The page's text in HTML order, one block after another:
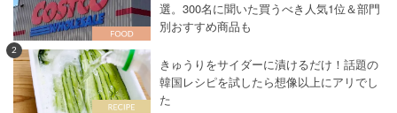
選。300名に聞いた買うべき人気1位＆部門
別おすすめ商品も
2
きゅうりをサイダーに漬けるだけ！話題の
韓国レシピを試したら想像以上にアリでし
た